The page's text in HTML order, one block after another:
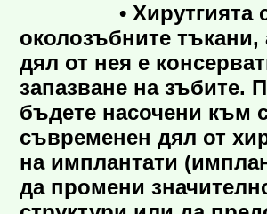
• Хирутгията се
околозъбните
дял от нея е
запазване на зъбите.
бъдете насочени към
съвременен дял от
на имплантати
да промени